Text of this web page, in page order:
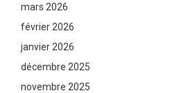
mars 2026
février 2026
janvier 2026
décembre 2025
novembre 2025